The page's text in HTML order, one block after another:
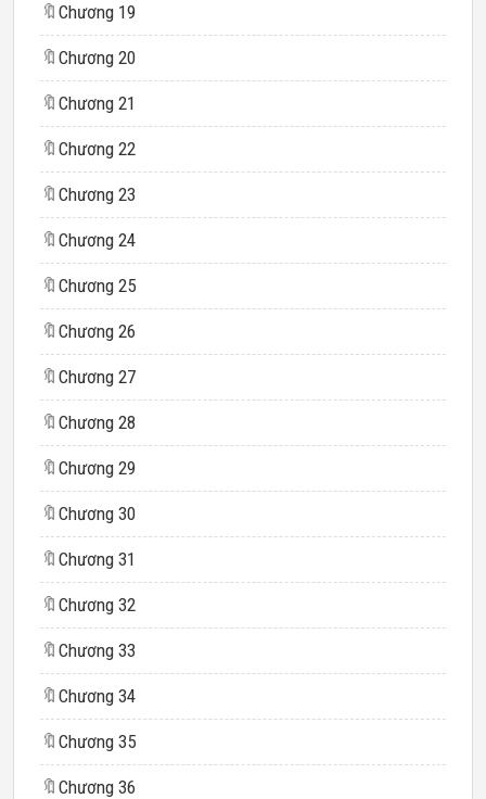
🔖 Chương 19
🔖 Chương 20
🔖 Chương 21
🔖 Chương 22
🔖 Chương 23
🔖 Chương 24
🔖 Chương 25
🔖 Chương 26
🔖 Chương 27
🔖 Chương 28
🔖 Chương 29
🔖 Chương 30
🔖 Chương 31
🔖 Chương 32
🔖 Chương 33
🔖 Chương 34
🔖 Chương 35
🔖 Chương 36